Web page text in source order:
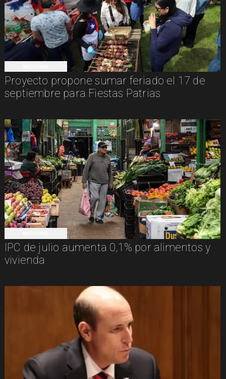
Proyecto propone sumar feriado el 17 de
septiembre para Fiestas Patrias
IPC de julio aumenta 0,1% por alimentos y
vivienda